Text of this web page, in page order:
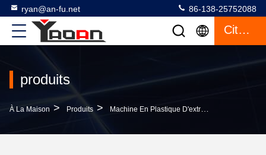
ryan@an-fu.net 86-138-25752088
Citation
produits
À La Maison > Produits > Machine En Plastique D'extrusion De Feuille